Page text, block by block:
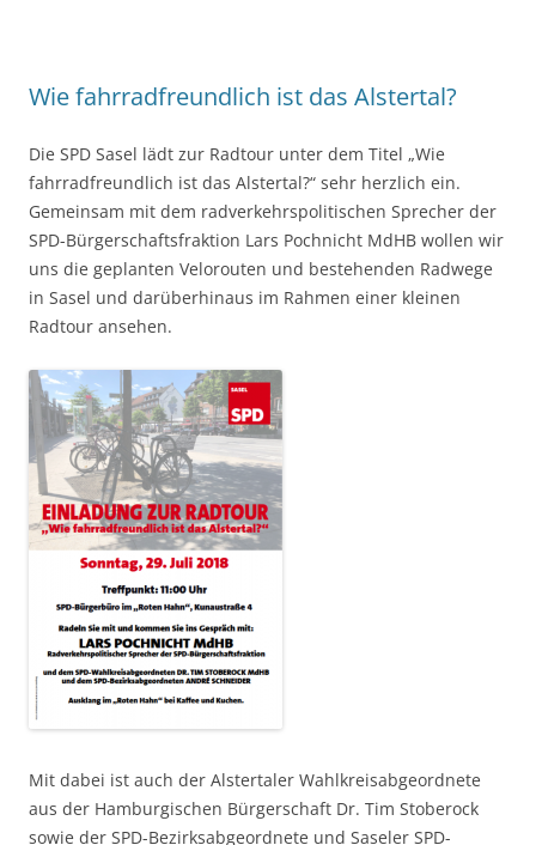
Wie fahrradfreundlich ist das Alstertal?
Die SPD Sasel lädt zur Radtour unter dem Titel „Wie
fahrradfreundlich ist das Alstertal?“ sehr herzlich ein.
Gemeinsam mit dem radverkehrspolitischen Sprecher der
SPD-Bürgerschaftsfraktion Lars Pochnicht MdHB wollen wir
uns die geplanten Velorouten und bestehenden Radwege
in Sasel und darüberhinaus im Rahmen einer kleinen
Radtour ansehen.
Mit dabei ist auch der Alstertaler Wahlkreisabgeordnete
aus der Hamburgischen Bürgerschaft Dr. Tim Stoberock
sowie der SPD-Bezirksabgeordnete und Saseler SPD-